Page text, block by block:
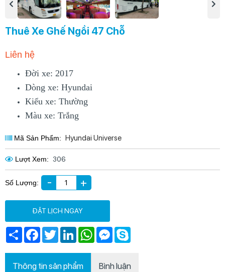
Thuê Xe Ghế Ngồi 47 Chỗ
Liên hệ
Đời xe: 2017
Dòng xe: Hyundai
Kiểu xe: Thường
Màu xe: Trắng
Mã Sản Phẩm: Hyundai Universe
Lượt Xem: 306
Số Lượng: - +
ĐẶT LỊCH NGAY
Chia
sẻ
Facebook
TwitterLinkedInWhatsAppMessenger
Thông tin sản phẩm Bình luận